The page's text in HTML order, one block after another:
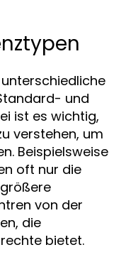
und
ist es wichtig,
verstehen, um
Beispielsweise
oft nur die
von der
die
bietet.